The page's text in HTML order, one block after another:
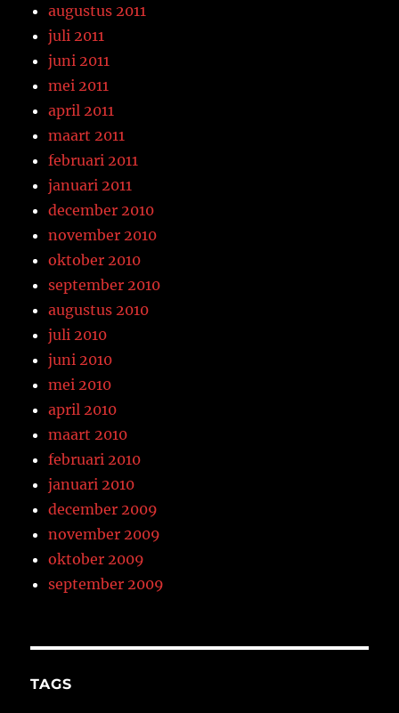
augustus 2011
juli 2011
juni 2011
mei 2011
april 2011
maart 2011
februari 2011
januari 2011
december 2010
november 2010
oktober 2010
september 2010
augustus 2010
juli 2010
juni 2010
mei 2010
april 2010
maart 2010
februari 2010
januari 2010
december 2009
november 2009
oktober 2009
september 2009
TAGS